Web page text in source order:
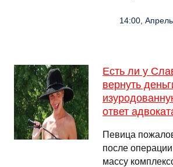
14:00,
Есть ли у
вернуть
ответ
Певица
после
массу